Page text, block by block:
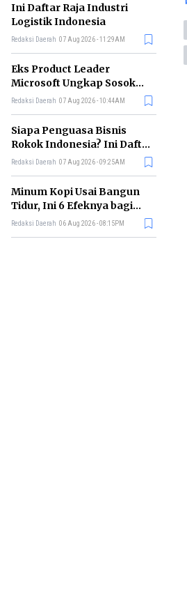
Ini Daftar Raja Industri
Logistik Indonesia
Redaksi Daerah 07 Aug 2026 - 11:29AM
Eks Product Leader
Microsoft Ungkap Sosok
yang Paling Cocok
Redaksi Daerah 07 Aug 2026 - 10:44AM
Siapa Penguasa Bisnis
Rokok Indonesia? Ini Daftar
Perusahaan Terbesarnya
Redaksi Daerah 07 Aug 2026 - 09:25AM
Minum Kopi Usai Bangun
Tidur, Ini 6 Efeknya bagi
Kesehatan Tubuh
Redaksi Daerah 06 Aug 2026 - 08:15PM